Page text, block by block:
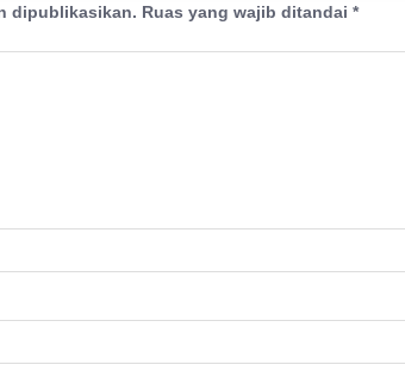
dipublikasikan. Ruas yang wajib ditandai *